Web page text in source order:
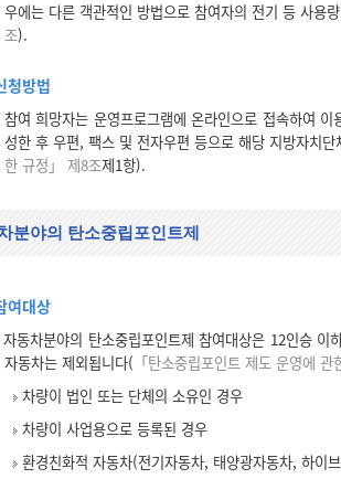
우에는 다른 객관적인 방법으로 참여자의 전기 등 사용
조).
청방법
참여 희망자는 운영프로그램에 온라인으로 접속하여
성한 후 우편, 팩스 및 전자우편 등으로 해당 지방자치
한 규정」 제8조제1항).
분야의 탄소중립포인트제
여대상
자동차분야의 탄소중립포인트제 참여대상은 12인승 이
자동차는 제외됩니다( 「탄소중립포인트 제도 운영에
차량이 법인 또는 단체의 소유인 경우
차량이 사업용으로 등록된 경우
환경친화적 자동차(전기자동차, 태양광자동차, 하이